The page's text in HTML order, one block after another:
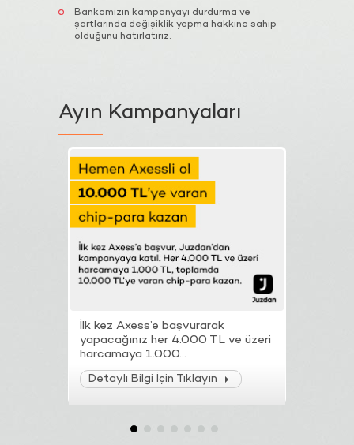
Bankamızın kampanyayı durdurma ve
şartlarında değişiklik yapma hakkına sahip
olduğunu hatırlatırız.
Ayın Kampanyaları
İlk kez Axess’e başvurarak
yapacağınız her 4.000 TL ve üzeri
harcamaya 1.000...
Detaylı Bilgi İçin Tıklayın